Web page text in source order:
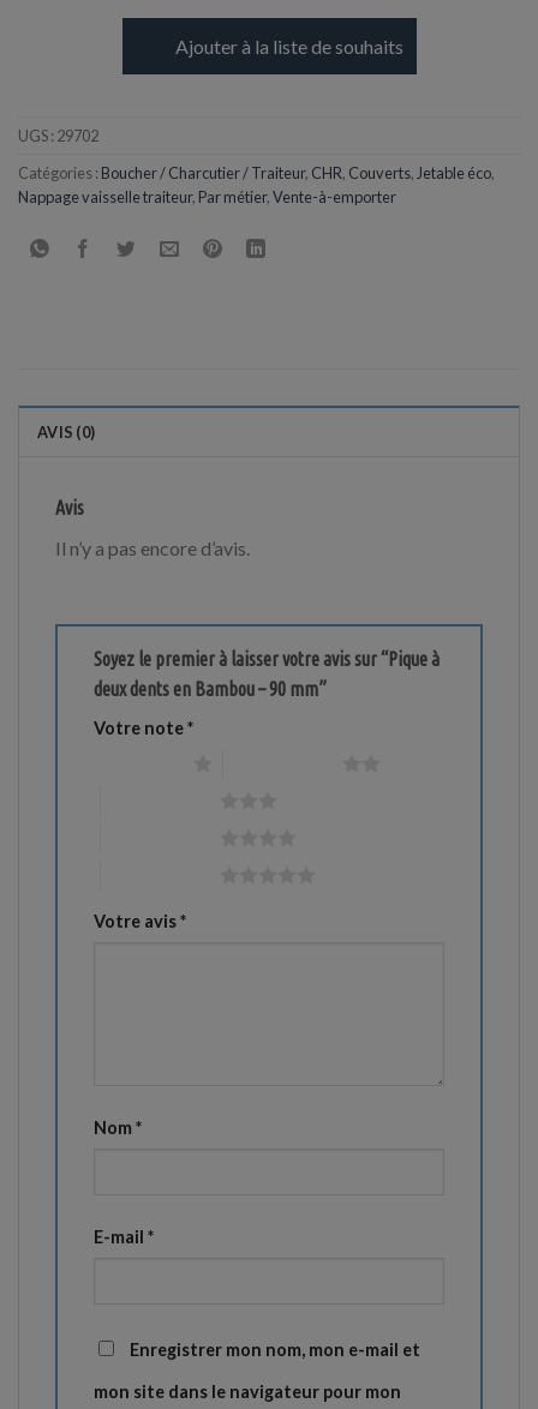
Ajouter à la liste de souhaits
UGS : 29702
Catégories : Boucher / Charcutier / Traiteur, CHR, Couverts, Jetable éco,
Nappage vaisselle traiteur, Par métier,Vente-à-emporter
AVIS (0)
Avis
Il n’y a pas encore d’avis.
Soyez le premier à laisser votre avis sur “Pique à
deux dents en Bambou – 90 mm”
Votre note*
Votre avis*
Nom *
E-mail *
Enregistrer mon nom, mon e-mail et
mon site dans le navigateur pour mon